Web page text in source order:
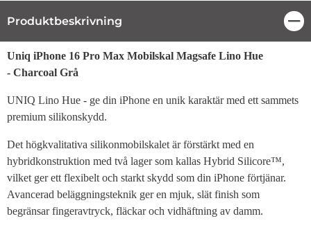
Produktbeskrivning
Produktbeskrivning
Uniq iPhone 16 Pro Max Mobilskal Magsafe Lino Hue
- Charcoal Grå
UNIQ Lino Hue - ge din iPhone en unik karaktär med ett sammets
premium silikonskydd.
Det högkvalitativa silikonmobilskalet är förstärkt med en
hybridkonstruktion med två lager som kallas Hybrid Silicore™,
vilket ger ett flexibelt och starkt skydd som din iPhone förtjänar.
Avancerad beläggningsteknik ger en mjuk, slät finish som
begränsar fingeravtryck, fläckar och vidhäftning av damm.